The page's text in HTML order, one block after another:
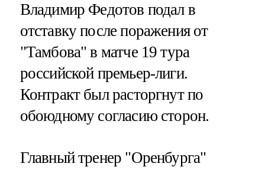
Владимир Федотов подал в
отставку после поражения от
"Тамбова" в матче 19 тура
российской премьер-лиги.
Контракт был расторгнут по
обоюдному согласию сторон.
Главный тренер "Оренбурга"